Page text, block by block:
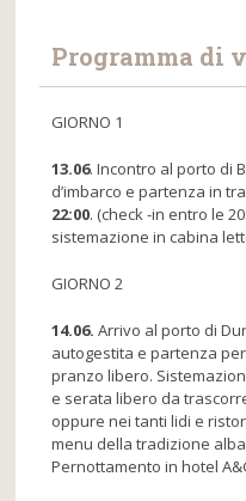
Programma di
GIORNO 1
13.06. Incontro al porto di
d’imbarco e partenza in
22:00. (check -in entro le
sistemazione in cabina
GIORNO 2
14.06. Arrivo al porto di
autogestita e partenza
pranzo libero.
e serata libero da
oppure nei tanti lidi e
menu della tradizione
Pernottamento in hotel